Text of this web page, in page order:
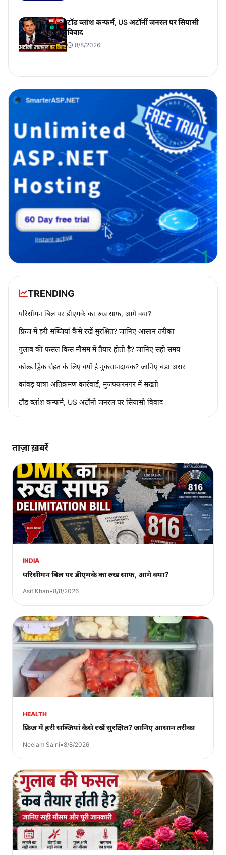
टॉड ब्लांश कन्फर्म, US अटॉर्नी जनरल पर सियासी
विवाद
8/8/2026
TRENDING
परिसीमन बिल पर डीएमके का रुख साफ, आगे क्या?
फ्रिज में हरी सब्जियां कैसे रखें सुरक्षित? जानिए आसान तरीका
गुलाब की फसल किस मौसम में तैयार होती है? जानिए सही समय
कोल्ड ड्रिंक सेहत के लिए क्यों है नुकसानदायक? जानिए बड़ा असर
कांवड़ यात्रा अतिक्रमण कार्रवाई, मुजफ्फरनगर में सख्ती
टॉड ब्लांश कन्फर्म, US अटॉर्नी जनरल पर सियासी विवाद
ताज़ा ख़बरें
INDIA
परिसीमन बिल पर डीएमके का रुख साफ, आगे क्या?
Asif Khan•8/8/2026
HEALTH
फ्रिज में हरी सब्जियां कैसे रखें सुरक्षित? जानिए आसान तरीका
Neelam Saini•8/8/2026